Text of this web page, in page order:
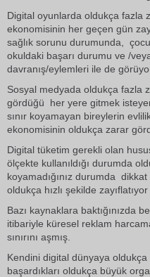
Digital oyunlarda oldukça fazla
ekonomisinin her geçen gün
sağlık sorunu durumunda,
okuldaki başarı durumu ve /
davranış/eylemleri ile de görüyor
Sosyal medyada oldukça fazla
gördüğü her yere gitmek
sınır koyamayan bireylerin
ekonomisinin oldukça zarar
Digital tüketim gerekli olan
ölçekte kullanıldığı durumda
koyamadığınız durumda
oldukça hızlı şekilde
Bazı kaynaklara baktığınızda
itibariyle küresel reklam
sınırını aşmış.
Kendini digital dünyaya
başardıkları oldukça büyük